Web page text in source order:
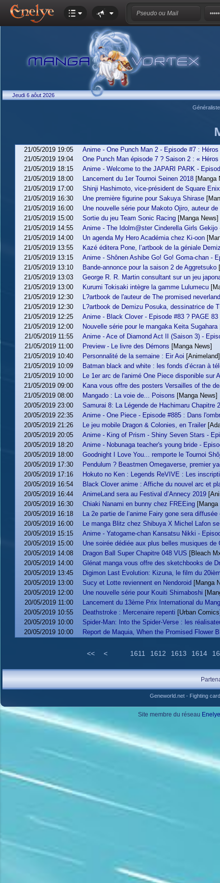
Jeudi 6 aôut 2026
21/05/2019 19:05
Anime - One Punch Man 2 - Episode #7 :
21/05/2019 19:04
One Punch Man épisode 7 ? Saison 2 : «
21/05/2019 18:15
Anime - Welcome to the JAPARI PARK -
21/05/2019 18:00
Lancement du 1er Tournoi Seinen 2018 [Manga
21/05/2019 17:00
Shinji Hashimoto, vice-président de Square
21/05/2019 16:30
Une première figurine pour Sakuya Shirase
21/05/2019 16:00
Une nouvelle série pour Makoto Ojiro, auteur
21/05/2019 15:00
Sortie du jeu Team Sonic Racing [Manga News]
21/05/2019 14:55
Anime - The Idolm@ster Cinderella Girls
21/05/2019 14:00
Un agenda My Hero Académia chez Ki-oon
21/05/2019 13:55
Kazé éditera Pone, l’artbook de la géniale
21/05/2019 13:15
Anime - Shônen Ashibe Go! Go! Goma-chan -
21/05/2019 13:10
Bande-annonce pour la saison 2 de Aggretsuko
21/05/2019 13:03
George R. R. Martin consultant sur un jeu
21/05/2019 13:00
Kurumi Tokisaki intègre la gamme Lulumecu
21/05/2019 12:30
L?artbook de l'auteur de The promised
21/05/2019 12:30
L?artbook de Demizu Posuka, dessinatrice de
21/05/2019 12:25
Anime - Black Clover - Episode #83 ? PAGE
21/05/2019 12:00
Nouvelle série pour le mangaka Keita Sugahara
21/05/2019 11:55
Anime - Ace of Diamond Act II (Saison 3) -
21/05/2019 11:00
Preview - Le livre des Démons [Manga News]
21/05/2019 10:40
Personnalité de la semaine : Eir Aoi [Animeland]
21/05/2019 10:09
Batman black and white : les fonds d’écran à
21/05/2019 10:00
Le 1er arc de l'animé One Piece disponible sur
21/05/2019 09:00
Kana vous offre des posters Versailles of the
21/05/2019 08:00
Mangado : La voie de... Poisons [Manga News]
20/05/2019 23:00
Samurai 8: La Légende de Hachimaru Chapitre
20/05/2019 22:35
Anime - One Piece - Episode #885 : Dans
20/05/2019 21:26
Le jeu mobile Dragon & Colonies, en Trailer
20/05/2019 20:05
Anime - King of Prism - Shiny Seven Stars -
20/05/2019 18:20
Anime - Nobunaga teacher's young bride -
20/05/2019 18:00
Goodnight I Love You... remporte le Tournoi
20/05/2019 17:30
Pendulum ? Beastmen Omegaverse, premier
20/05/2019 17:16
Hokuto no Ken : Legends ReVIVE : Les
20/05/2019 16:54
Black Clover anime : Affiche du nouvel arc et
20/05/2019 16:44
AnimeLand sera au Festival d’Annecy 2019
20/05/2019 16:30
Chiaki Nanami en bunny chez FREEing [Manga
20/05/2019 16:18
La 2e partie de l’anime Fairy gone sera diffusée
20/05/2019 16:00
Le manga Blitz chez Shibuya X Michel Lafon
20/05/2019 15:15
Anime - Yatogame-chan Kansatsu Nikki -
20/05/2019 15:00
Une soirée dédiée aux plus belles musiques
20/05/2019 14:08
Dragon Ball Super Chapitre 048 VUS [Bleach
20/05/2019 14:00
Glénat manga vous offre des sketchbooks de
20/05/2019 13:45
Digimon Last Evolution: Kizuna, le film du
20/05/2019 13:00
Sucy et Lotte reviennent en Nendoroid [Manga
20/05/2019 12:00
Une nouvelle série pour Kouiti Shimaboshi
20/05/2019 11:00
Lancement du 13ème Prix International du
20/05/2019 10:55
Deathstroke : Mercenaire repenti [Urban
20/05/2019 10:00
Spider-Man: Into the Spider-Verse : les
20/05/2019 10:00
Report de Maquia, When the Promised Flower
<< < 1611 1612 1613 1614
Geneworld.net- Fighting
Site membre du réseau Enelye